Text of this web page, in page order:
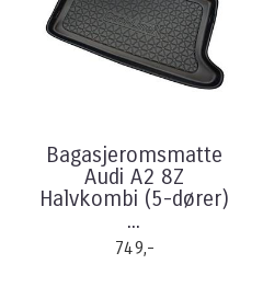
Bagasjeromsmatte
Audi A2 8Z
Halvkombi (5-dører)
...
749,-